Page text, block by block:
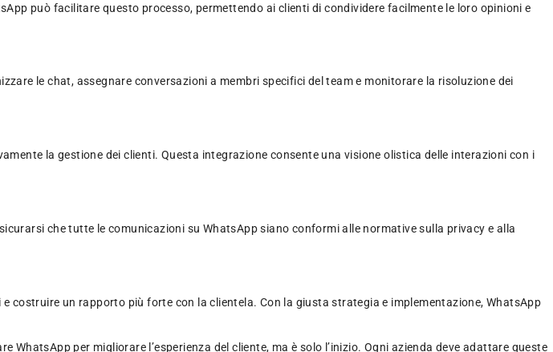
può facilitare questo processo, permettendo ai clienti di condividere facilmente le loro opinioni e
le chat, assegnare conversazioni a membri specifici del team e monitorare la risoluzione dei
la gestione dei clienti. Questa integrazione consente una visione olistica delle interazioni con i
che tutte le comunicazioni su WhatsApp siano conformi alle normative sulla privacy e alla
costruire un rapporto più forte con la clientela. Con la giusta strategia e implementazione, WhatsApp
per migliorare l’esperienza del cliente, ma è solo l’inizio. Ogni azienda deve adattare queste